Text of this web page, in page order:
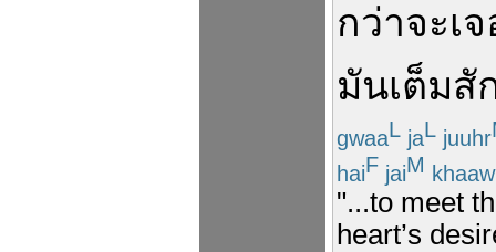
กว่าจะเ
มันเต็มสั
gwaaL jaL juuhr
haiF jaiM
"...to meet
heart’s